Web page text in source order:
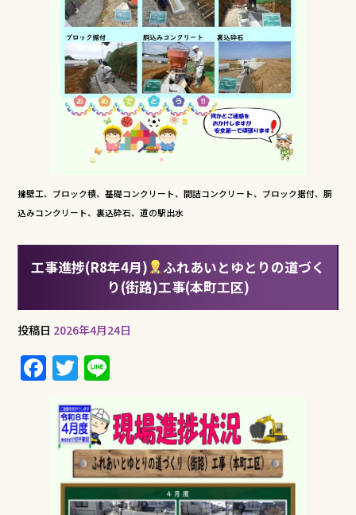
擁壁工、ブロック積、基礎コンクリート、間詰コンクリート、ブロック据付、胴
込みコンクリート、裏込砕石、道の駅出水
工事進捗(R8年4月)
ふれあいとゆとりの道づく
り(街路)工事(本町工区)
投稿日 2026年4月24日
F
c
e
o
T
it
te
r
e